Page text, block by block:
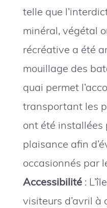
telle que
minéral, végétal
récréative a été
mouillage des
quai permet
transportant les
ont été installées
plaisance afin
occasionnés par
Accessibilité :
visiteurs d’avril à